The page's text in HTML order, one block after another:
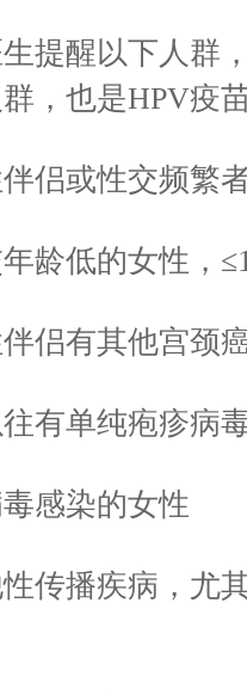
醒以下人群，
，也是HPV疫
侣或性交频繁
低的女性，
有其他宫颈
单纯疱疹病
感染的女性
播疾病，尤